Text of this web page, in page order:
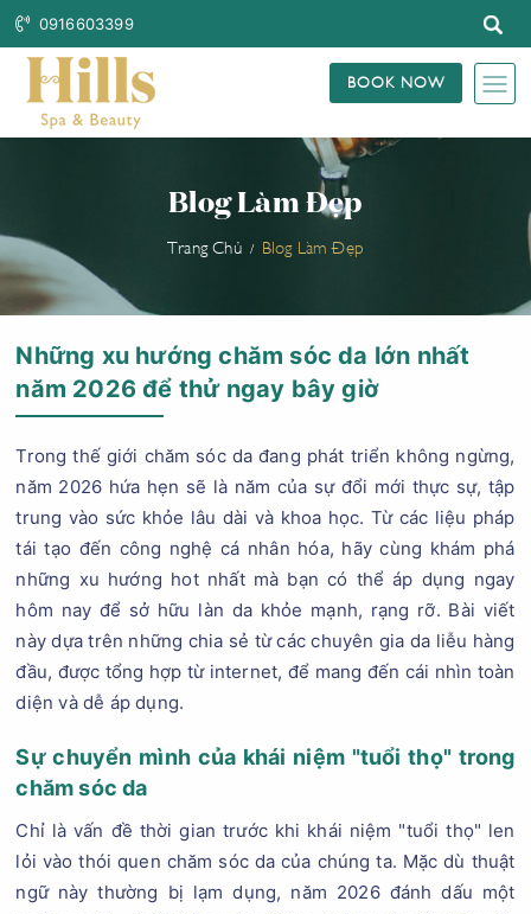
0916603399
BOOK NOW
Blog Làm Đẹp
Trang Chủ Blog Làm Đẹp
Những xu hướng chăm sóc da lớn nhất
năm 2026 để thử ngay bây giờ
Trong thế giới chăm sóc da đang phát triển không ngừng,
năm 2026 hứa hẹn sẽ là năm của sự đổi mới thực sự, tập
trung vào sức khỏe lâu dài và khoa học. Từ các liệu pháp
tái tạo đến công nghệ cá nhân hóa, hãy cùng khám phá
những xu hướng hot nhất mà bạn có thể áp dụng ngay
hôm nay để sở hữu làn da khỏe mạnh, rạng rỡ. Bài viết
này dựa trên những chia sẻ từ các chuyên gia da liễu hàng
đầu, được tổng hợp từ internet, để mang đến cái nhìn toàn
diện và dễ áp dụng.
Sự chuyển mình của khái niệm "tuổi thọ" trong
chăm sóc da
Chỉ là vấn đề thời gian trước khi khái niệm "tuổi thọ" len
lỏi vào thói quen chăm sóc da của chúng ta. Mặc dù thuật
ngữ này thường bị lạm dụng, năm 2026 đánh dấu một